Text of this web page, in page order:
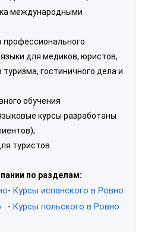
международными
профессионального
для медиков, юристов,
гостиничного дела и
обучения
курсы разработаны
туристов.
по разделам:
- Курсы испанского в Ровно
- Курсы польского в Ровно